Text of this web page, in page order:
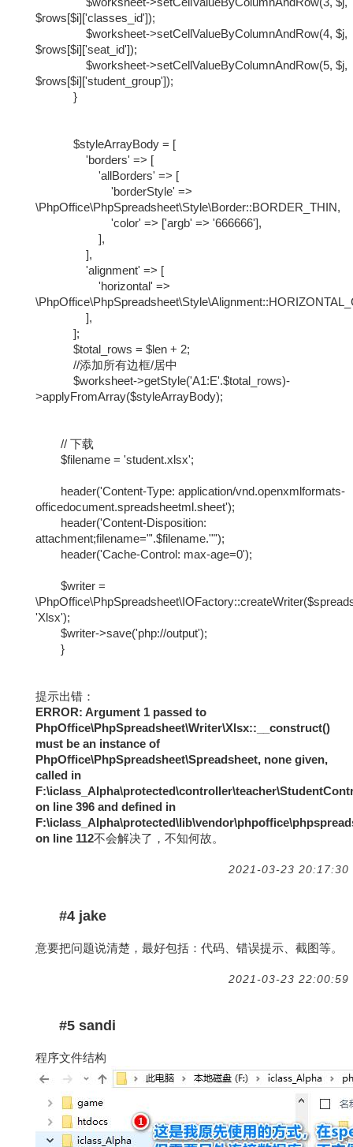
$rows[$i]['classes_id']);
$worksheet->setCellValueByColumnAndRow(4, $j,
$rows[$i]['seat_id']);
$worksheet->setCellValueByColumnAndRow(5, $j,
$rows[$i]['student_group']);
}
$styleArrayBody = [
'borders' => [
'allBorders' => [
'borderStyle' =>
\PhpOffice\PhpSpreadsheet\Style\Border::BORDER_THIN,
'color' => ['argb' => '666666'],
],
],
'alignment' => [
'horizontal' =>
],
];
$total_rows = $len + 2;
//添加所有边框/居中
$worksheet->getStyle('A1:E'.$total_rows)-
>applyFromArray($styleArrayBody);
// 下载
$filename = 'student.xlsx';
header('Content-Type: application/vnd.openxmlformats-
officedocument.spreadsheetml.sheet');
header('Content-Disposition:
attachment;filename="'.$filename.'"');
header('Cache-Control: max-age=0');
$writer =
'Xlsx');
$writer->save('php://output');
}
提示出错：
ERROR: Argument 1 passed to
PhpOffice\PhpSpreadsheet\Writer\Xlsx::__construct()
must be an instance of
PhpOffice\PhpSpreadsheet\Spreadsheet, none given,
called in
on line 396 and defined in
on line 112不会解决了，不知何故。
2021-03-23 20:17:30
#4 jake
意要把问题说清楚，最好包括：代码、错误提示、截图等。
2021-03-23 22:00:59
#5 sandi
程序文件结构